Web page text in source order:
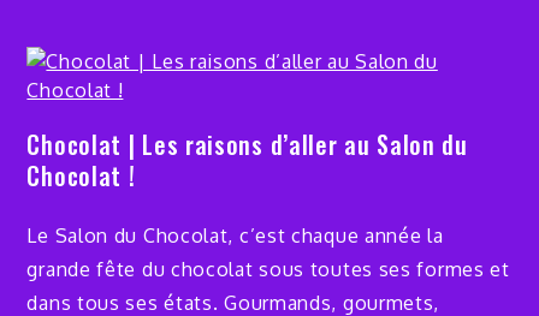
Chocolat | Les raisons d’aller au Salon du
Chocolat !
Le Salon du Chocolat, c’est chaque année la
grande fête du chocolat sous toutes ses formes et
dans tous ses états. Gourmands, gourmets,